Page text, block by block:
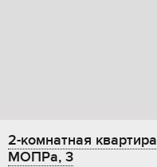
2-комнатная
МОПРа, 3